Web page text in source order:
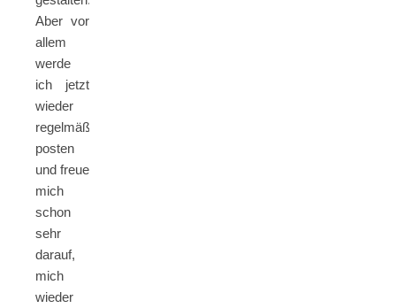
Aber vor
allem
werde
ich jetzt
wieder
regelmäßig
posten
und freue
mich
schon
sehr
darauf,
mich
wieder